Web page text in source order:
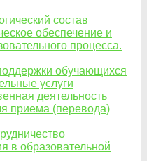
состав
обеспечение и
процесса.
обучающихся
услуги
деятельность
приема (перевода)
в образовательной